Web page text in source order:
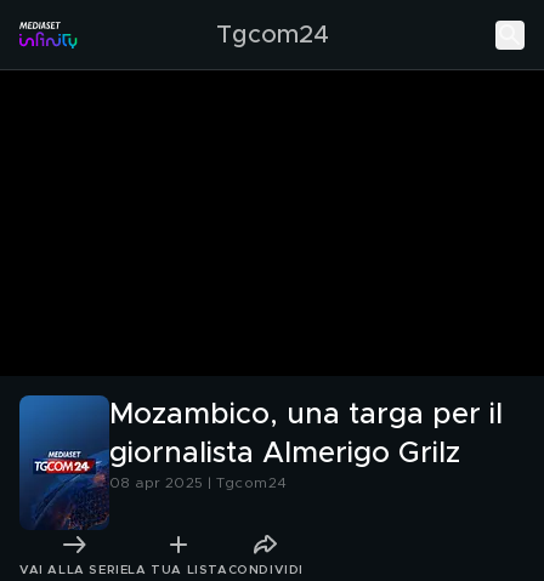
Tgcom24
Mozambico, una targa per il
giornalista Almerigo Grilz
08 apr 2025 | Tgcom24
VAI ALLA SERIE LA TUA LISTA CONDIVIDI